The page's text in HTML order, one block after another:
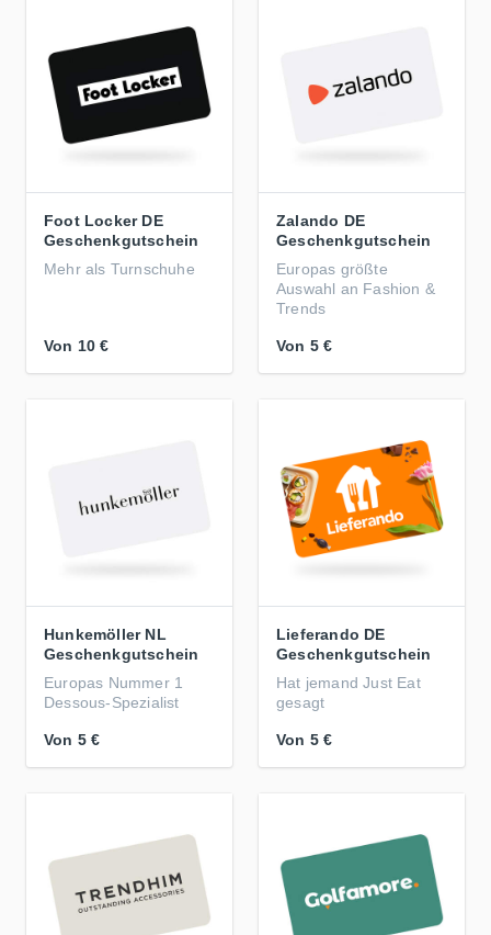
Foot Locker DE
Geschenkgutschein
Mehr als Turnschuhe
Von 10 €
Zalando DE
Geschenkgutschein
Europas größte
Auswahl an Fashion &
Trends
Von 5 €
Hunkemöller NL
Geschenkgutschein
Europas Nummer 1
Dessous-Spezialist
Von 5 €
Lieferando DE
Geschenkgutschein
Hat jemand Just Eat
gesagt
Von 5 €